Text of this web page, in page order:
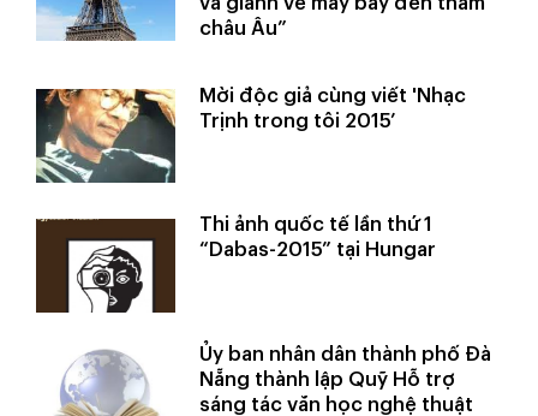
châu Âu”
Mời độc giả cùng viết 'Nhạc
Trịnh trong tôi 2015’
Thi ảnh quốc tế lần thứ 1
“Dabas-2015” tại Hungar
Ủy ban nhân dân thành phố Đà
Nẵng thành lập Quỹ Hỗ trợ
sáng tác văn học nghệ thuật